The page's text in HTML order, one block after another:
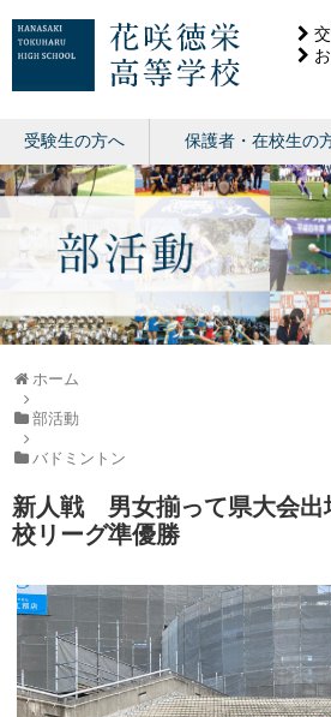
受験生の方へ 保護者・在校生の
ホーム
部活動
バドミントン
新人戦 男女揃って県大会出
校リーグ準優勝